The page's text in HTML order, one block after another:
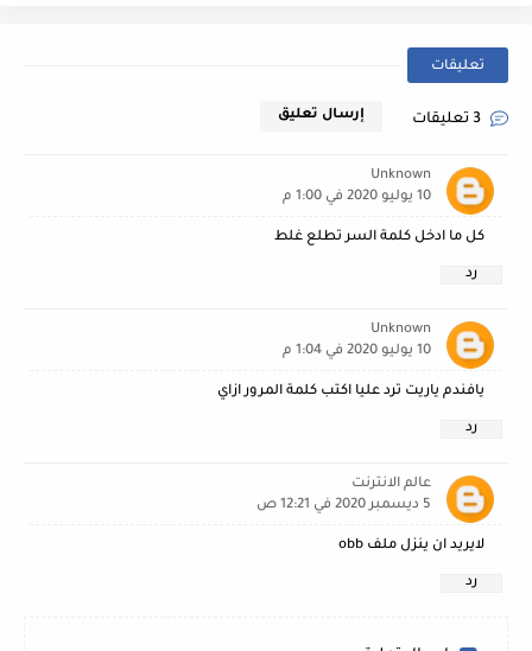
تعليقات
إرسال تعليق
Unknown
10 يوليو 2020 في 1:00 م
كل ما ادخل كلمة السر تطلع غلط
رد
Unknown
10 يوليو 2020 في 1:04 م
يافندم ياريت ترد عليا اكتب كلمة المرور ازاي
رد
عالم الانترنت
5 ديسمبر 2020 في 12:21 ص
لايريد ان ينزل ملف obb
رد